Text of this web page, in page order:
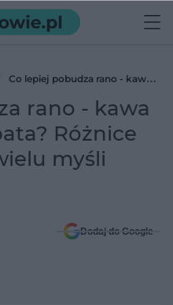
Co lepiej pobudza rano - kawa czy
niż wielu myśli
rano - kawa
Różnice
myśli
Dodaj do Google